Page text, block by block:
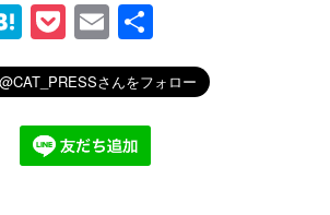
H
at
e
n
a
P
o
ck
et
E
m
ail
有